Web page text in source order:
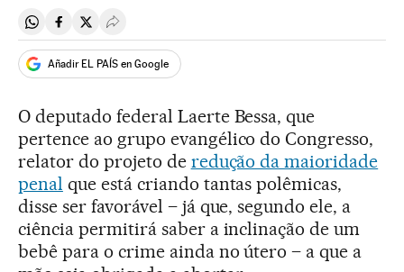
Compartir en Whatsapp
Compartir en Facebook
Compartir en Twitter
Desplegar Redes Sociales
Añadir EL PAÍS en Google
O deputado federal Laerte Bessa, que
pertence ao grupo evangélico do Congresso,
relator do projeto de redução da maioridade
penal que está criando tantas polêmicas,
disse ser favorável – já que, segundo ele, a
ciência permitirá saber a inclinação de um
bebê para o crime ainda no útero – a que a